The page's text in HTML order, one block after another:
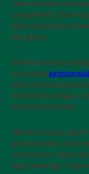
røre på seg fra det
trampoliner,
klatrelabyrinter
bevegelse.
Fordi vi vet hvor
Leo’s også
ulike idretter
Perfekt for å finne ut
aktivitet hver uke.
Når det er ferie, gjør
gøy for barna. Mens
morsomme,
nye vennskap – ledet